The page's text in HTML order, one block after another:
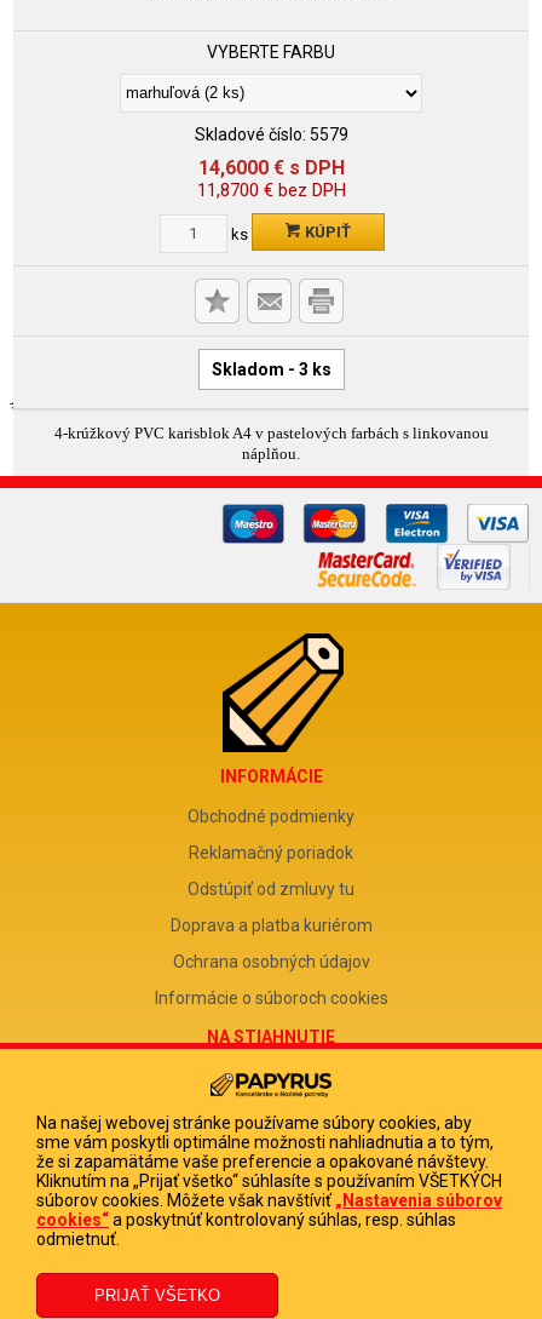
VYBERTE FARBU
Skladové číslo: 5579
14,6000 €s DPH
11,8700 €bez DPH
ks KÚPIŤ
Skladom - 3 ks
4-krúžkový PVC karisblok A4 v pastelových farbách s linkovanou
náplňou.
INFORMÁCIE
Obchodné podmienky
Reklamačný poriadok
Odstúpiť od zmluvy tu
Doprava a platba kuriérom
Ochrana osobných údajov
Informácie o súboroch cookies
NA STIAHNUTIE
Reklamačný formulár
Odstúpenie od zmluvy
Poučenie o odstúpení od zmluvy
FIRMA
PAPYRUS POPRAD, s.r.o.
DIČ 2020513880
Na našej webovej stránke používame súbory cookies, aby
sme vám poskytli optimálne možnosti nahliadnutia a to tým,
že si zapamätáme vaše preferencie a opakované návštevy.
Kliknutím na „Prijať všetko“ súhlasíte s používaním VŠETKÝCH
súborov cookies. Môžete však navštíviť „Nastavenia súborov
cookies“a poskytnúť kontrolovaný súhlas, resp. súhlas
odmietnuť.